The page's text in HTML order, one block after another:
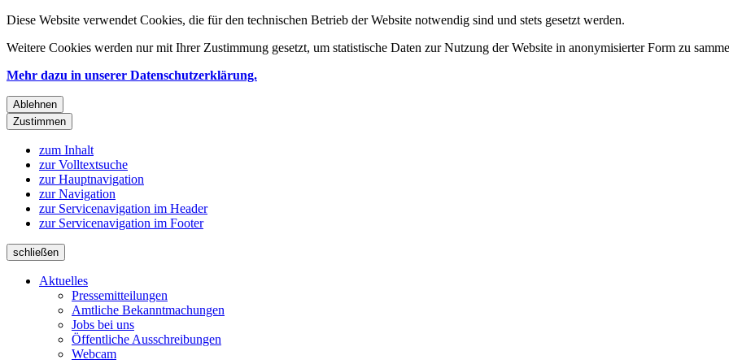
Diese Website verwendet Cookies, die für den technischen Betrieb der Website notwendig sind und stets gesetzt werden.
Weitere Cookies werden nur mit Ihrer Zustimmung gesetzt, um statistische Daten zur Nutzung der Website in anonymisierter Form zu
Mehr dazu in unserer Datenschutzerklärung.
Ablehnen
Zustimmen
zum Inhalt
zur Volltextsuche
zur Hauptnavigation
zur Navigation
zur Servicenavigation im Header
zur Servicenavigation im Footer
schließen
Aktuelles
Pressemitteilungen
Amtliche Bekanntmachungen
Jobs bei uns
Öffentliche Ausschreibungen
Webcam